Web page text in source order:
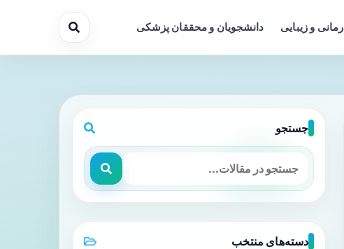
و زیبایی دانشجویان و محققان پزشکی
پیگیری
جستجو
دسته‌های منتخب